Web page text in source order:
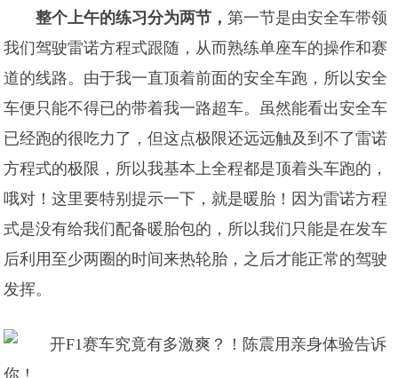
整个上午的练习分为两节，第一节是由安全车带领
我们驾驶雷诺方程式跟随，从而熟练单座车的操作和赛
道的线路。由于我一直顶着前面的安全车跑，所以安全
车便只能不得已的带着我一路超车。虽然能看出安全车
已经跑的很吃力了，但这点极限还远远触及到不了雷诺
方程式的极限，所以我基本上全程都是顶着头车跑的，
哦对！这里要特别提示一下，就是暖胎！因为雷诺方程
式是没有给我们配备暖胎包的，所以我们只能是在发车
后利用至少两圈的时间来热轮胎，之后才能正常的驾驶
发挥。